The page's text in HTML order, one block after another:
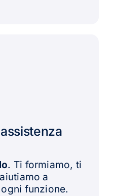
. Ti formiamo, ti
a
funzione.